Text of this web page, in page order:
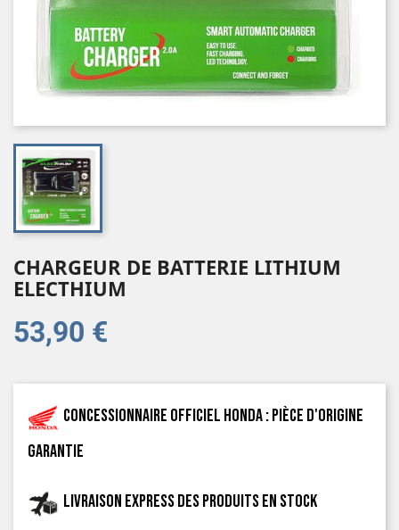
CHARGEUR DE BATTERIE LITHIUM
ELECTHIUM
53,90 €
Concessionnaire officiel Honda : pièce d'origine
garantie
Livraison express des produits en stock